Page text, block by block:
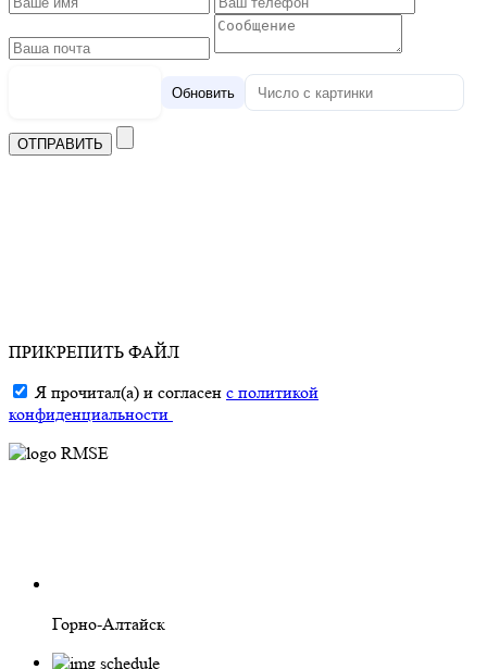
Обновить
ОТПРАВИТЬ
ПРИКРЕПИТЬ ФАЙЛ
Я прочитал(а) и согласен с политикой
конфиденциальности
Горно-Алтайск